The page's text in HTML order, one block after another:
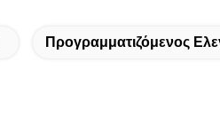
Προγραμματιζόμενος